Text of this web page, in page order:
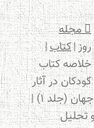
مجله
روز|کتاب|
خلاصه کتاب
کودکان در آثار
نقاشان جهان (جلد ۱) |
تحلیل